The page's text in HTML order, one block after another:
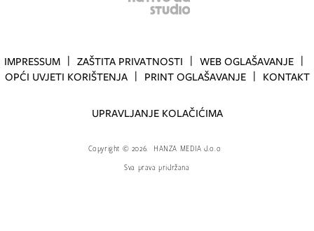
IMPRESSUM ZAŠTITA PRIVATNOSTI
WEB OGLAŠAVANJE
OPĆI UVJETI KORIŠTENJA
PRINT OGLAŠAVANJE KONTAKT
UPRAVLJANJE KOLAČIĆIMA
Copyright © 2026.
HANZA MEDIA d.o.o
Sva prava pridržana